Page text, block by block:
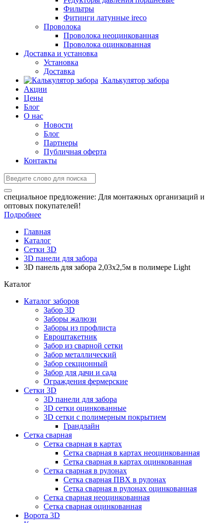
Фильтры
Фитинги латунные ireco
Проволока
Проволока неоцинкованная
Проволока оцинкованная
Доставка и установка
Установка
Доставка
Калькулятор забора
Акции
Цены
Блог
О нас
Новости
Блог
Партнеры
Публичная оферта
Контакты
специальное предложение: Для монтажных организаций и
оптовых покупателей!
Подробнее
Главная
Каталог
Сетки 3D
3D панели для забора
3D панель для забора 2,03x2,5м в полимере Light
Каталог
Каталог заборов
Забор 3D
Заборы жалюзи
Заборы из профлиста
Евроштакетник
Забор из сварной сетки
Забор металлический
Забор секционный
Забор для дачи и сада
Ограждения фермерские
Сетки 3D
3D панели для забора
3D сетки оцинкованные
3D сетки с полимерным покрытием
Грандлайн
Сетка сварная
Сетка сварная в картах
Сетка сварная в картах неоцинкованная
Сетка сварная в картах оцинкованная
Сетка сварная в рулонах
Cетка сварная ПВХ в рулонах
Сетка сварная в рулонах оцинкованная
Сетка сварная неоцинкованная
Сетка сварная оцинкованная
Ворота 3D